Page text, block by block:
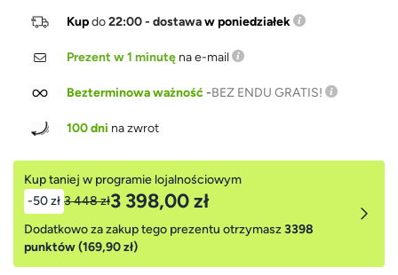
Kupdo22:00 - dostawaw poniedziałek
Prezent w 1 minutę na e-mail
Bezterminowa ważność-BEZ ENDU GRATIS!
100 dni na zwrot
Kup taniej w programie lojalnościowym
-50 zł 3 448 zł3 398,00 zł
Dodatkowo za zakup tego prezentu otrzymasz3398
punktów (169,90 zł)